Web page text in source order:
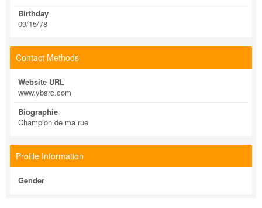
Birthday
09/15/78
Contact Methods
Website URL
www.ybsrc.com
Biographie
Champion de ma rue
Profile Information
Gender